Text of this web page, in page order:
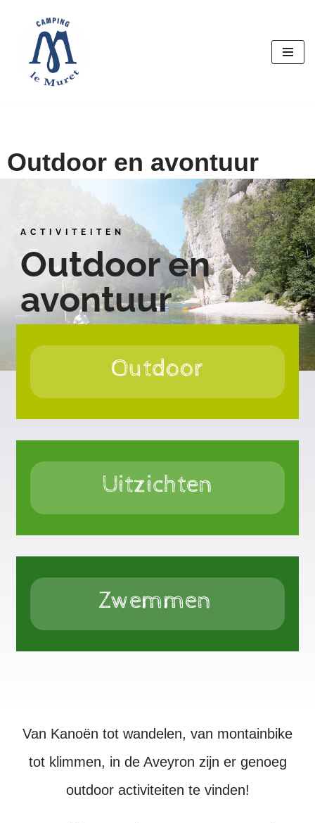
Outdoor en avontuur
ACTIVITEITEN
Outdoor en
avontuur
Outdoor
Uitzichten
Zwemmen
Van Kanoën tot wandelen, van montainbike
tot klimmen, in de Aveyron zijn er genoeg
outdoor activiteiten te vinden!